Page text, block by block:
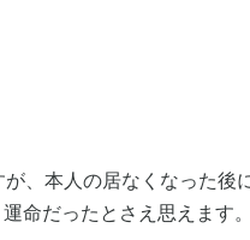
、本人の居なくなった
命だったとさえ思えます。